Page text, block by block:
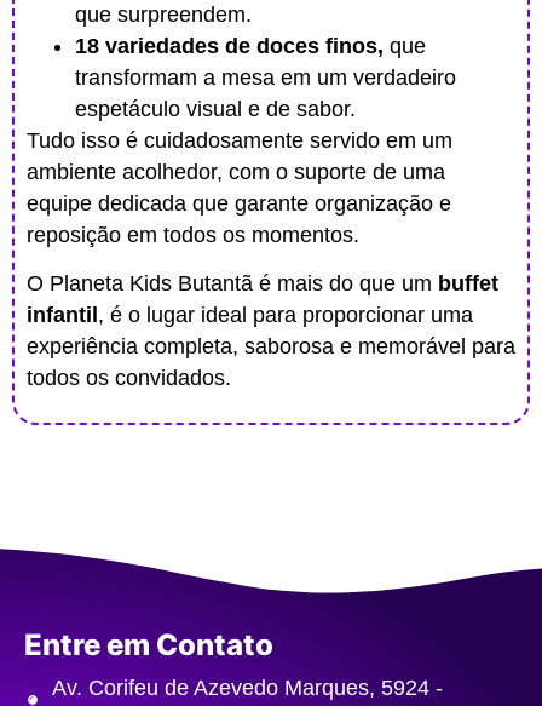
que surpreendem.
18 variedades de doces finos, que
transformam a mesa em um verdadeiro
espetáculo visual e de sabor.
Tudo isso é cuidadosamente servido em um
ambiente acolhedor, com o suporte de uma
equipe dedicada que garante organização e
reposição em todos os momentos.
O Planeta Kids Butantã é mais do que um buffet
infantil, é o lugar ideal para proporcionar uma
experiência completa, saborosa e memorável para
todos os convidados.
Entre em Contato
Av. Corifeu de Azevedo Marques, 5924 -